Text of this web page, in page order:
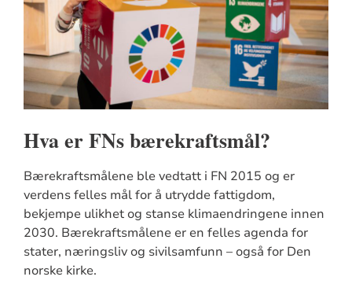
Hva er FNs bærekraftsmål?
Bærekraftsmålene ble vedtatt i FN 2015 og er
verdens felles mål for å utrydde fattigdom,
bekjempe ulikhet og stanse klimaendringene innen
2030. Bærekraftsmålene er en felles agenda for
stater, næringsliv og sivilsamfunn – også for Den
norske kirke.